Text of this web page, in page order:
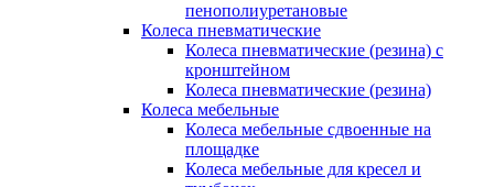
пенополиуретановые
Колеса пневматические
Колеса пневматические (резина) с
кронштейном
Колеса пневматические (резина)
Колеса мебельные
Колеса мебельные сдвоенные на
площадке
Колеса мебельные для кресел и